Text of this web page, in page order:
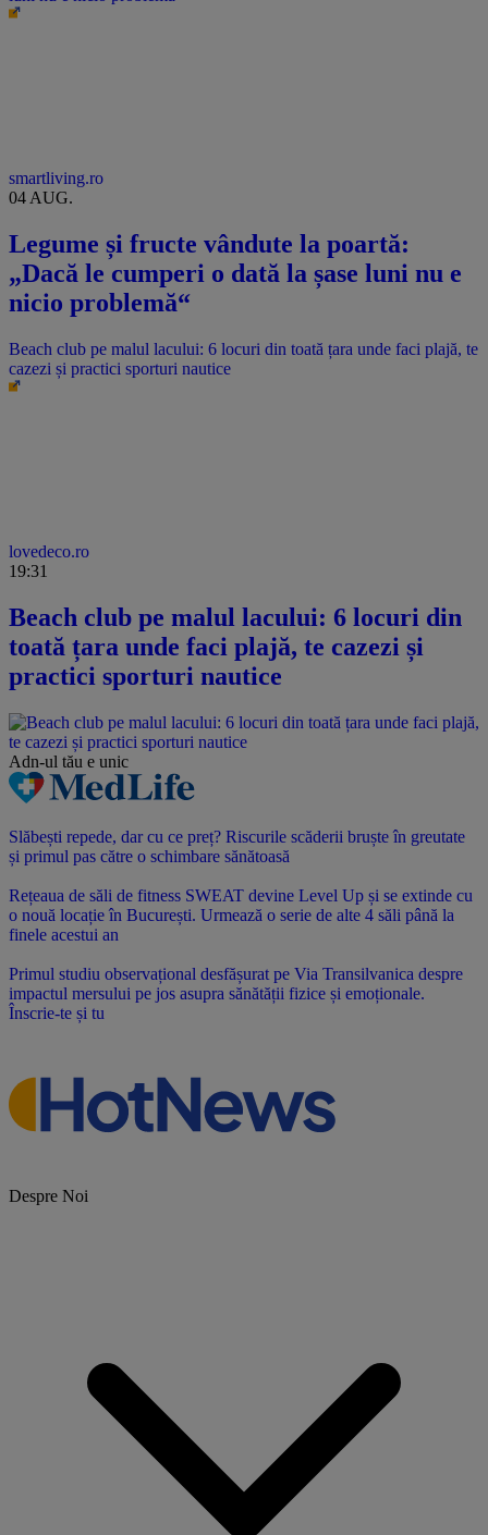
smartliving.ro
04 AUG.
Legume și fructe vândute la poartă:
„Dacă le cumperi o dată la șase luni nu e
nicio problemă“
Beach club pe malul lacului: 6 locuri din toată țara unde faci plajă, te
cazezi și practici sporturi nautice
lovedeco.ro
19:31
Beach club pe malul lacului: 6 locuri din
toată țara unde faci plajă, te cazezi și
practici sporturi nautice
Adn-ul tău e unic
Slăbești repede, dar cu ce preț? Riscurile scăderii bruște în greutate
și primul pas către o schimbare sănătoasă
Rețeaua de săli de fitness SWEAT devine Level Up și se extinde cu
o nouă locație în București. Urmează o serie de alte 4 săli până la
finele acestui an
Primul studiu observațional desfășurat pe Via Transilvanica despre
impactul mersului pe jos asupra sănătății fizice și emoționale.
Înscrie-te și tu
Despre Noi